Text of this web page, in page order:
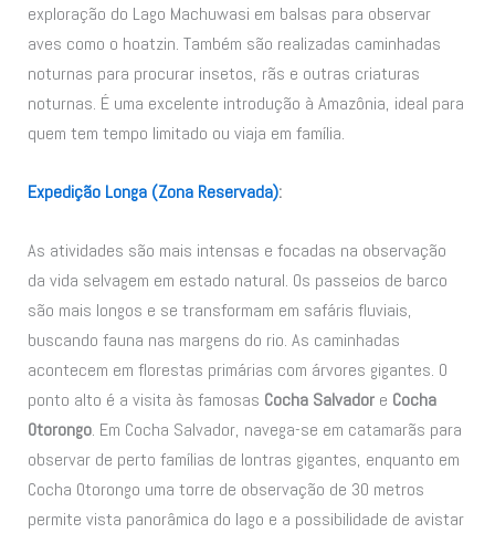
exploração do Lago Machuwasi em balsas para observar
aves como o hoatzin. Também são realizadas caminhadas
noturnas para procurar insetos, rãs e outras criaturas
noturnas. É uma excelente introdução à Amazônia, ideal para
quem tem tempo limitado ou viaja em família.
Expedição Longa (Zona Reservada):
As atividades são mais intensas e focadas na observação
da vida selvagem em estado natural. Os passeios de barco
são mais longos e se transformam em safáris fluviais,
buscando fauna nas margens do rio. As caminhadas
acontecem em florestas primárias com árvores gigantes. O
ponto alto é a visita às famosas Cocha Salvador e Cocha
Otorongo. Em Cocha Salvador, navega-se em catamarãs para
observar de perto famílias de lontras gigantes, enquanto em
Cocha Otorongo uma torre de observação de 30 metros
permite vista panorâmica do lago e a possibilidade de avistar